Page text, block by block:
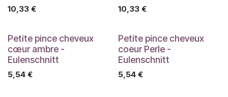
10,33 € 10,33€
Petite pince cheveux
cœur ambre -
Eulenschnitt
5,54 €
Petite pince cheveux
coeur Perle -
Eulenschnitt
5,54€